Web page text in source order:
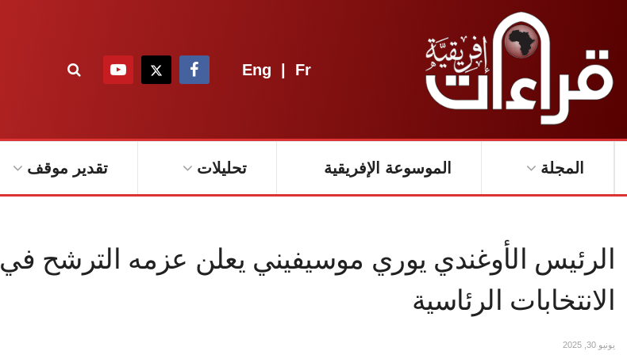
Eng | Fr
المجلة الموسوعة الإفريقية تحليلات تقدير موقف
الرئيس الأوغندي يوري موسيفيني يعلن عزمه الترشح في
الانتخابات الرئاسية
يونيو 30, 2025